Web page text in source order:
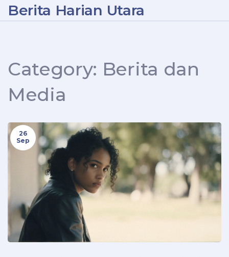
Berita Harian Utara
Category: Berita dan
Media
26
Sep